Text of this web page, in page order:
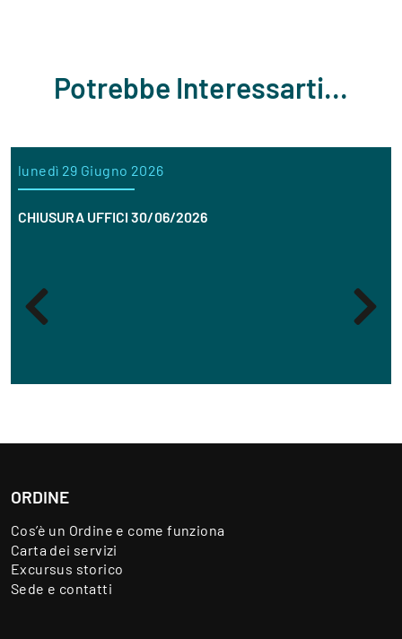
Potrebbe Interessarti...
lunedì 29 Giugno 2026
CHIUSURA UFFICI 30/06/2026
ORDINE
Cos’è un Ordine e come funziona
Carta dei servizi
Excursus storico
Sede e contatti